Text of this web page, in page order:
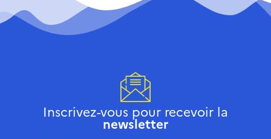
Inscrivez-vous pour recevoir la
newsletter